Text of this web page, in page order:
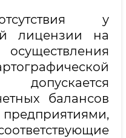
у
лицензии на
балансов